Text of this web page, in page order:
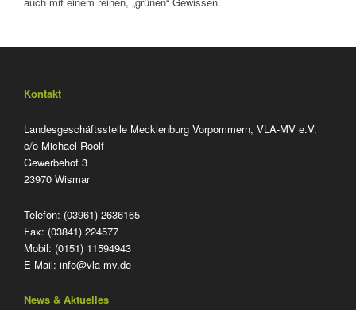
Kontakt
Landesgeschäftsstelle Mecklenburg Vorpommern, VLA-MV e.V.
c/o Michael Roolf
Gewerbehof 3
23970 Wismar
Telefon: (03961) 2636165
Fax: (03841) 224577
Mobil: (0151) 11594943
E-Mail: info@vla-mv.de
News & Aktuelles